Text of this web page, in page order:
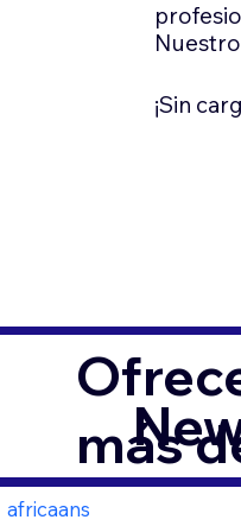
¡Sin
más
africaans